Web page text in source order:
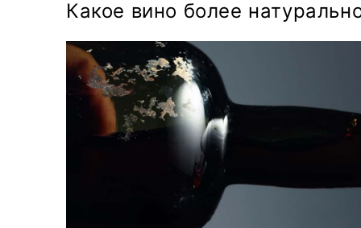
Какое вино более